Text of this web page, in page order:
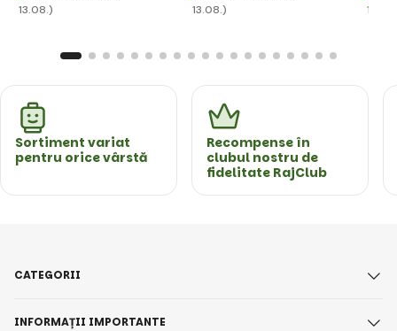
13.08.)
13.08.)
Sortiment variat
pentru orice vârstă
Recompense în
clubul nostru de
fidelitate RajClub
CATEGORII
INFORMAȚII IMPORTANTE